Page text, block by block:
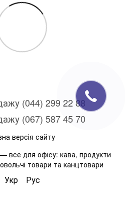
(044) 299 22 88
(067) 587 45 70
версія сайту
все для офісу: кава, продукти
товари та канцтовари
Укр Рус